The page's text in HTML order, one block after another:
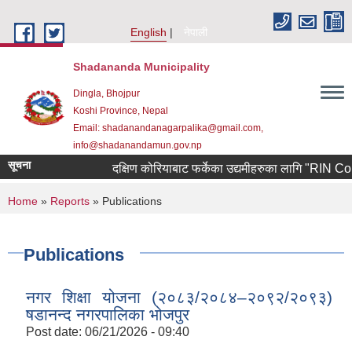
English
नेपाली
Shadananda Municipality
Dingla, Bhojpur
Koshi Province, Nepal
Email: shadanandanagarpalika@gmail.com,
info@shadanandamun.gov.np
सूचना दक्षिण कोरियाबाट फर्केका उद्यमीहरुका लागि "RIN
You are here
Home » Reports » Publications
Publications
नगर शिक्षा योजना (२०८३/२०८४–२०९२/२०९३)
षडानन्द नगरपालिका भोजपुर
Post date: 06/21/2026 - 09:40